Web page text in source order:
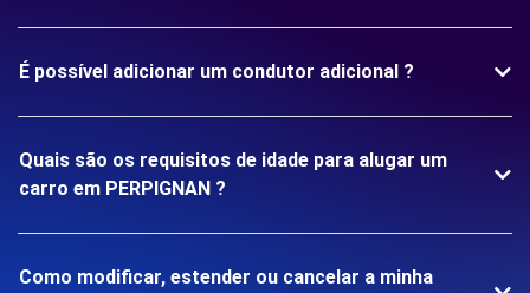
É possível adicionar um condutor adicional ?
Quais são os requisitos de idade para alugar um
carro em PERPIGNAN ?
Como modificar, estender ou cancelar a minha